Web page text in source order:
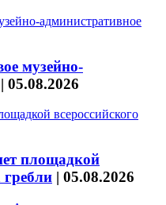
музейно-
| 05.08.2026
площадкой
гребли | 05.08.2026